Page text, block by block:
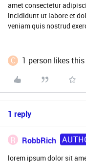
amet consectetur
incididunt ut labore et
veniam quis nostrud
C 1 person likes this
1 reply
R RobbRich
lorem ipsum dolor sit